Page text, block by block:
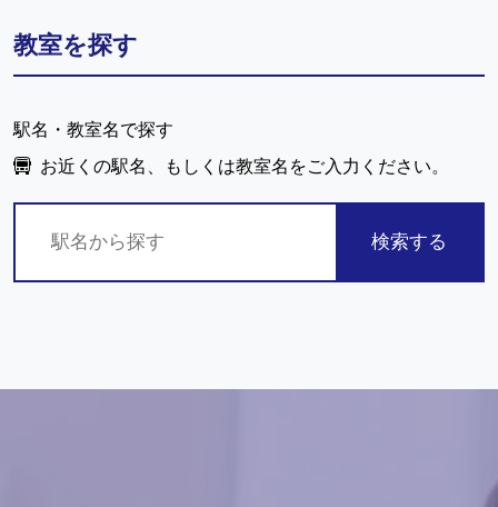
教室を探す
駅名・教室名で探す
お近くの駅名、もしくは教室名をご入力ください。
検索する